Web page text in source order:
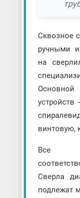
Сквозное
ручными
на
устройств
винтовую,
Все
Сверла
подлежат